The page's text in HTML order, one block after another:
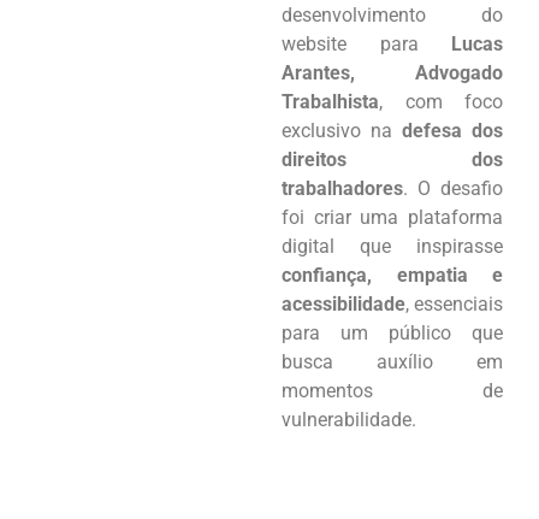
desenvolvimento do
website para
Lucas
Arantes, Advogado
Trabalhista, com foco
exclusivo na defesa dos
direitos dos
trabalhadores. O desafio
foi criar uma plataforma
digital que inspirasse
confiança, empatia e
acessibilidade, essenciais
para um público que
busca auxílio em
momentos de
vulnerabilidade.